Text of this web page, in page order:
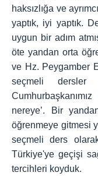
haksızlığa ve
yaptık, iyi yaptık.
uygun bir adım
öte yandan orta
ve Hz. Peygamber
seçmeli dersler
nereye’. Bir
öğrenmeye gitmesi
seçmeli ders
Türkiye'ye geçişi
tercihleri koyduk.